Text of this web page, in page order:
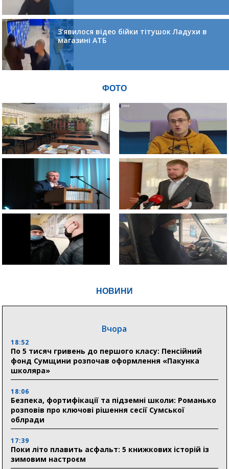
НОВИНИ
Вчора
18:52
По 5 тисяч гривень до першого класу: Пенсійний
фонд Сумщини розпочав оформлення «Пакунка
школяра»
18:06
Безпека, фортифікації та підземні школи: Романько
розповів про ключові рішення сесії Сумської
облради
17:39
Поки літо плавить асфальт: 5 книжкових історій із
зимовим настроєм
З’явилося відео бійки тітушок Ладухи в
магазині АТБ
ФОТО